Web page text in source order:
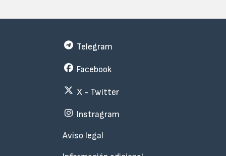
Subfooter
Telegram
Facebook
X - Twitter
Instragram
Aviso legal